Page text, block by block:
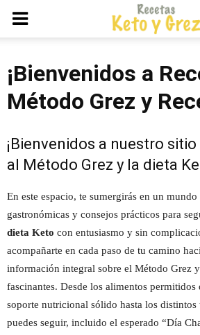
¡Bienvenidos a
Método Grez y
¡Bienvenidos a nuestro
al Método Grez y la dieta
En este espacio, te sumergirás en un
gastronómicas y consejos prácticos para
dieta Keto con entusiasmo y sin
acompañarte en cada paso de tu camino
información integral sobre el Método Grez
fascinantes. Desde los alimentos permitidos
soporte nutricional sólido hasta los distintos
puedes seguir, incluido el esperado “Día